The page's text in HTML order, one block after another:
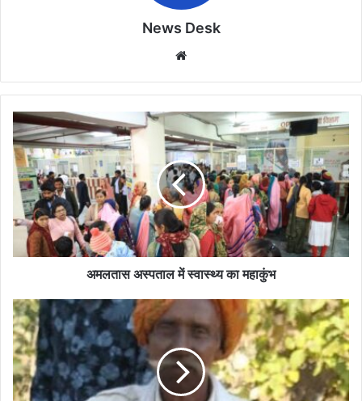
News Desk
अमलतास
अस्पताल
में
स्वास्थ्य
का
महाकुंभ
अमलतास अस्पताल में स्वास्थ्य का महाकुंभ
बरझाई
घाट
की
खाई
में
मिला